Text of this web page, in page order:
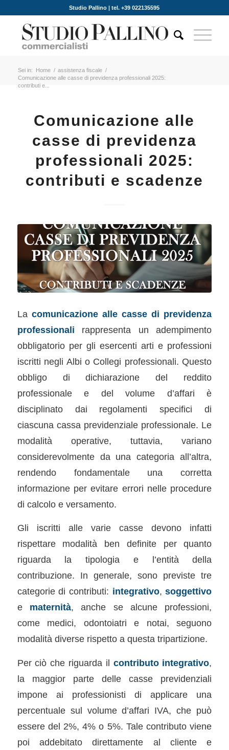
Studio Pallino | tel. +39 022135595
Sei in: Home / assistenza fiscale /
Comunicazione alle casse di previdenza professionali 2025:
contributi e...
Comunicazione alle
casse di previdenza
professionali 2025:
contributi e scadenze
La comunicazione alle casse di previdenza
professionali rappresenta un adempimento
obbligatorio per gli esercenti arti e professioni
iscritti negli Albi o Collegi professionali. Questo
obbligo di dichiarazione del reddito
professionale e del volume d’affari è
disciplinato dai regolamenti specifici di
ciascuna cassa previdenziale professionale. Le
modalità operative, tuttavia, variano
considerevolmente da una categoria all’altra,
rendendo fondamentale una corretta
informazione per evitare errori nelle procedure
di calcolo e versamento.
Gli iscritti alle varie casse devono infatti
rispettare modalità ben definite per quanto
riguarda la tipologia e l’entità della
contribuzione. In generale, sono previste tre
categorie di contributi: integrativo,soggettivo
e maternità, anche se alcune professioni,
come medici, odontoiatri e notai, seguono
modalità diverse rispetto a questa tripartizione.
Per ciò che riguarda il contributo integrativo,
la maggior parte delle casse previdenziali
impone ai professionisti di applicare una
percentuale sul volume d’affari IVA, che può
essere del 2%, 4% o 5%. Tale contributo viene
poi addebitato direttamente al cliente e